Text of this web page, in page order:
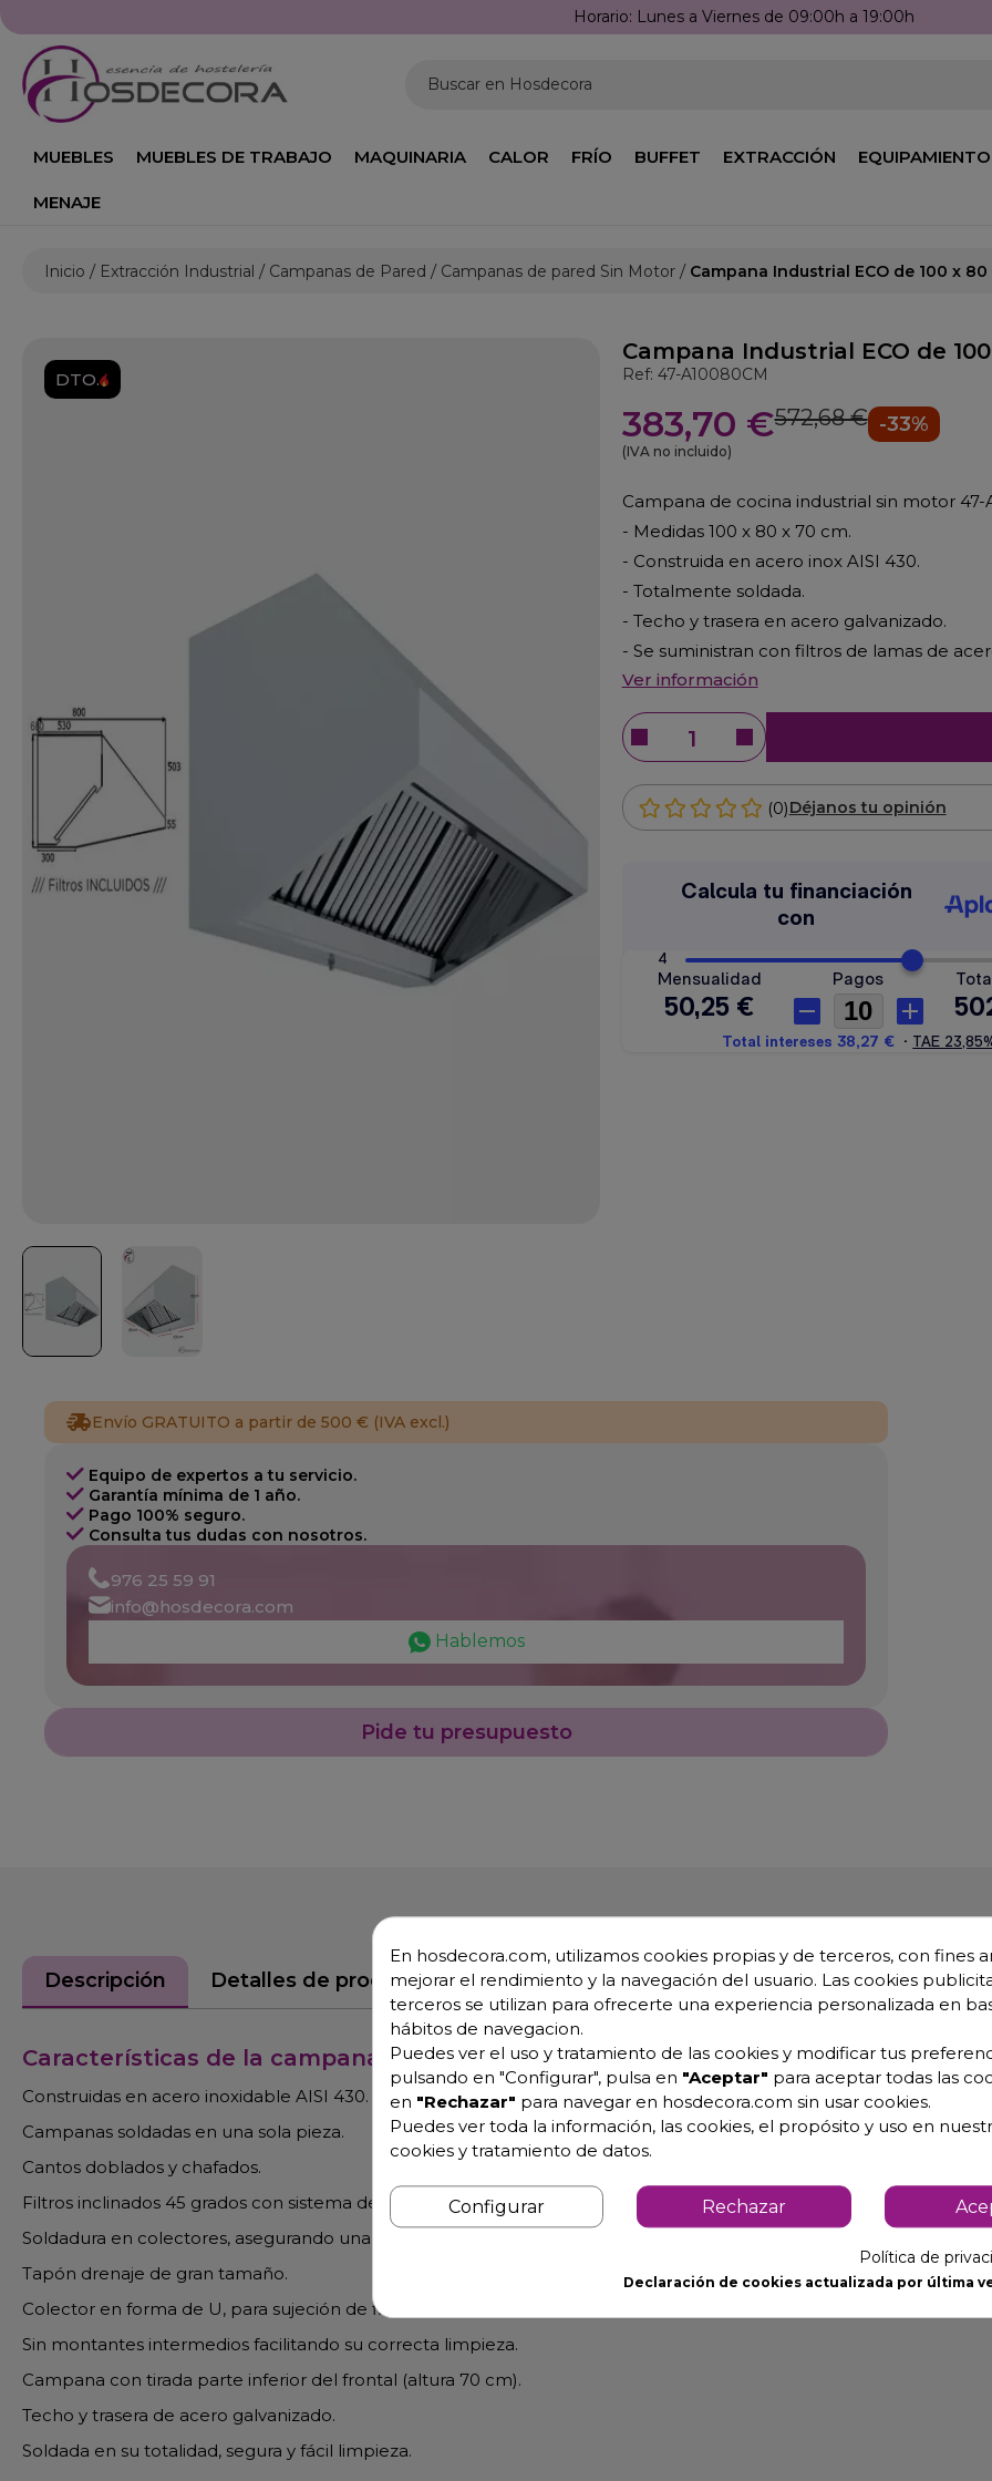
Horario: Lunes a Viernes de 09:00h a 19:00h
Buscar en Hosdecora
MUEBLES MUEBLES DE TRABAJO MAQUINARIA CALOR FRÍO BUFFET EXTRACCIÓN EQUIPAMIENTO
MENAJE
Inicio Extracción Industrial Campanas de Pared Campanas de pared Sin Motor Campana Industrial ECO de 100 x
DTO.
Campana Industrial ECO de
Ref: 47-A10080CM
383,70 €572,68 € -33%
(IVA no incluido)
Campana de cocina industrial sin motor 47-
- Medidas 100 x 80 x 70 cm.
- Construida en acero inox AISI 430.
- Totalmente soldada.
- Techo y trasera en acero galvanizado.
- Se suministran con filtros de lamas de
Ver información
(0)Déjanos tu opinión
Envío GRATUITO a partir de 500 € (IVA excl.)
Equipo de expertos a tu servicio.
Garantía mínima de 1 año.
Pago 100% seguro.
Consulta tus dudas con nosotros.
976 25 59 91
info@hosdecora.com
Hablemos
Pide tu presupuesto
Descripción Detalles de producto
Características de la campana de extracción
Construidas en acero inoxidable AISI 430.
Campanas soldadas en una sola pieza.
Cantos doblados y chafados.
Filtros inclinados 45 grados con sistema de drenaje.
Soldadura en colectores, asegurando una totalidad estanqueidad.
Tapón drenaje de gran tamaño.
Colector en forma de U, para sujeción de filtros de estructura diáfana.
Sin montantes intermedios facilitando su correcta limpieza.
Campana con tirada parte inferior del frontal (altura 70 cm).
Techo y trasera de acero galvanizado.
Soldada en su totalidad, segura y fácil limpieza.
En hosdecora.com, utilizamos cookies propias y de terceros, con fines
mejorar el rendimiento y la navegación del usuario. Las cookies
terceros se utilizan para ofrecerte una experiencia personalizada en
hábitos de navegacion.
Puedes ver el uso y tratamiento de las cookies y modificar tus
pulsando en "Configurar", pulsa en "Aceptar" para aceptar todas las
en "Rechazar" para navegar en hosdecora.com sin usar cookies.
Puedes ver toda la información, las cookies, el propósito y uso en
cookies y tratamiento de datos.
Configurar Rechazar
Política de
Declaración de cookies actualizada por última